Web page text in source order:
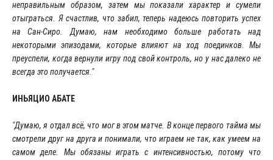
неправильным образом, затем мы показали характер и сумели
отыграться. Я счастлив, что забил, теперь надеюсь повторить успех
на Сан-Сиро. Думаю, нам необходимо больше работать над
некоторыми эпизодами, которые влияют на ход поединков. Мы
преуспели, когда вернули игру под свой контроль, но у нас далеко не
всегда это получается."
ИНЬЯЦИО АБАТЕ
"Думаю, я отдал всё, что мог в этом матче. В конце первого тайма мы
смотрели друг на друга и понимали, что играем не так, как умеем на
самом деле. Мы обязаны играть с интенсивностью, потому что